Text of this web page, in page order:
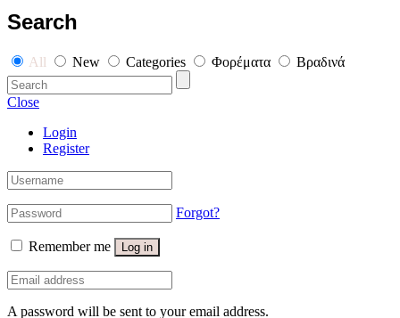
Search
All New Categories Φορέματα Βραδινά
Close
Login
Register
Forgot?
Remember me Log in
A password will be sent to your email address.